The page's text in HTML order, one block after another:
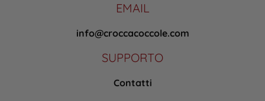
EMAIL
info@croccacoccole.com
SUPPORTO
Contatti